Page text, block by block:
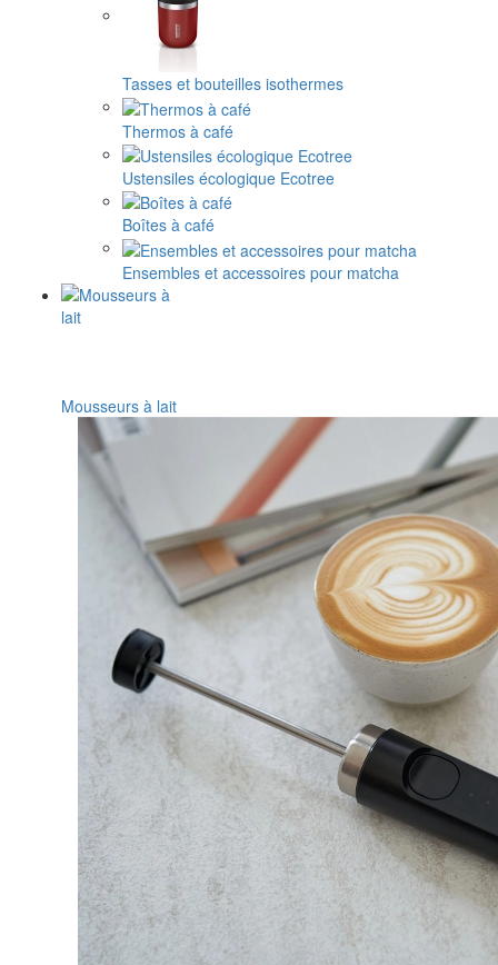
Tasses et bouteilles isothermes
Thermos à café
Ustensiles écologique Ecotree
Boîtes à café
Ensembles et accessoires pour matcha
Mousseurs à lait